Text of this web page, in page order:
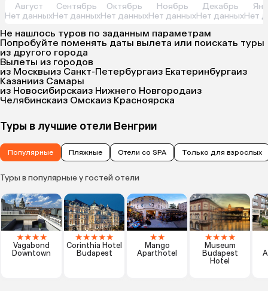
Август
Нет данных
Сентябрь
Нет данных
Октябрь
Нет данных
Ноябрь
Нет данных
Декабрь
Нет данныхНет
Не нашлось туров по заданным параметрам
Попробуйте поменять даты вылета или поискать туры
из другого города
Вылеты из городов
из Москвыиз Санкт-Петербургаиз Екатеринбургаиз
Казанииз Самары
из Новосибирскаиз Нижнего Новгородаиз
Челябинскаиз Омскаиз Красноярска
Туры в лучшие отели Венгрии
Популярные Пляжные Отели со SPA Только для взрослых
Туры в популярные у гостей отели
★★★★
Vagabond
Downtown
★★★★★
Corinthia Hotel
Budapest
★★
Mango
Aparthotel
★★★★
Museum
Budapest
Hotel